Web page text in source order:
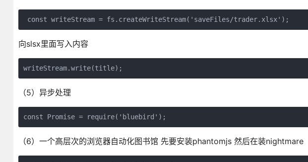
const writeStream = fs.createWriteStream('saveFiles/trader.xlsx');
向slsx里面写入内容
writeStream.write(title);
（5）异步处理
const Promise = require('bluebird');
（6）一个高层次的浏览器自动化图书馆 先要安装phantomjs 然后在装nightmare